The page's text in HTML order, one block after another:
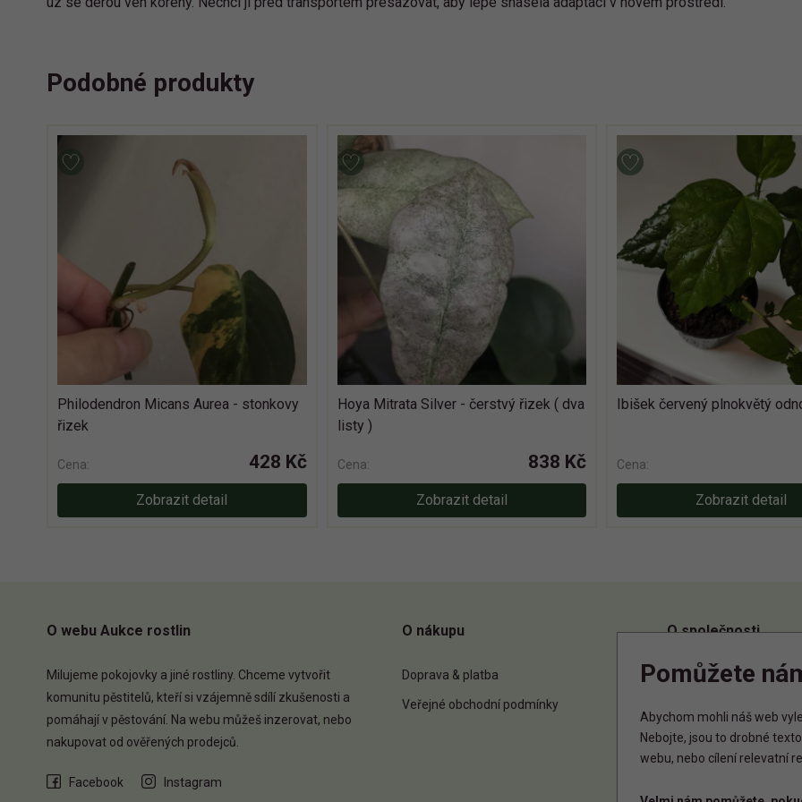
Podobné produkty
Philodendron Micans Aurea - stonkovy
řizek
Cena: 428 Kč
Zobrazit detail
Hoya Mitrata Silver - čerstvý řizek ( dva
listy )
Cena: 838 Kč
Zobrazit detail
Ibišek červený plnokvětý
Cena:
Zobrazit detail
O webu Aukce rostlin
Milujeme pokojovky a jiné rostliny. Chceme vytvořit
komunitu pěstitelů, kteří si vzájemně sdílí zkušenosti a
pomáhají v pěstování. Na webu můžeš inzerovat, nebo
nakupovat od ověřených prodejců.
Facebook Instagram
O nákupu
Doprava & platba
Veřejné obchodní podmínky
O společnosti
O nás
Pomůžete
Abychom mohli náš web
Nebojte, jsou to drobné
webu, nebo cílení relevatní